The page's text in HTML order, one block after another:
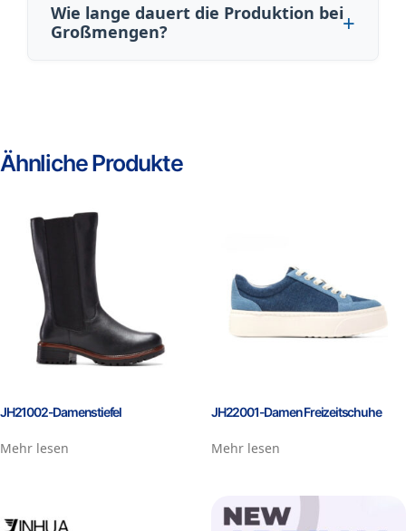
Wie lange dauert die Produktion bei
Großmengen?
Ähnliche Produkte
JH21002-Damenstiefel
Mehr lesen
JH22001-Damen Freizeitschuhe
Mehr lesen